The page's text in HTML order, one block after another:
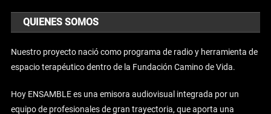
QUIENES SOMOS
Nuestro proyecto nació como programa de radio y herramienta de
espacio terapéutico dentro de la Fundación Camino de Vida.
Hoy ENSAMBLE es una emisora audiovisual integrada por un
equipo de profesionales de gran trayectoria, que aporta una